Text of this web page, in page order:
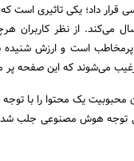
قرار داد؛ یکی تاثیری است
می‌کند. از نظر کاربران
است و ارزش
می‌شوند که این صفحه پر
محبوبیت یک محتوا را با
پلی توجه هوش مصنوعی